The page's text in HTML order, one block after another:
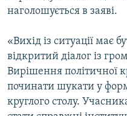
наголошується в заяві.
«Вихід із ситуації має
відкритий діалог із
Вирішення політичної
починати шукати у
круглого столу.